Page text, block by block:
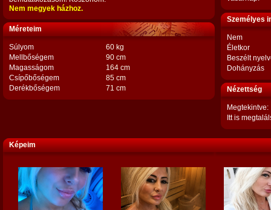
Nem megyek házhoz.
Méreteim
Súlyom
60 kg
Mellbőségem
90 cm
Magasságom
164 cm
Csípőbőségem
85 cm
Derékbőségem
71 cm
Személyes
Nem
Életkor
Beszélt
Dohányzás
Nézettség
Megtekintve:
Itt is
Képeim